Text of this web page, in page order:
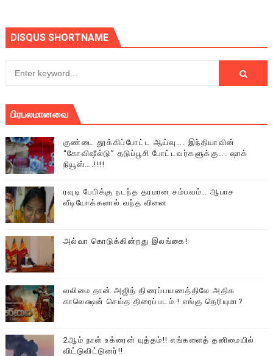
DISQUS SHORTNAME
பிரபலமானவை
குண்டை தூக்கிப்போட்ட ஆய்வு…. இந்தியாவின்
“கோவிஷீல்டு” தடுப்பூசி போட்டவர்களுக்கு…. ஷாக்
நியூஸ்….!!!!
ரவுடி பேபிக்கு நடந்த தரமான சம்பவம்.. ஆபாச
வீடியோக்களால் வந்த வினை
அல்வா கொடுக்கின்றது இலங்கை!
வலிமை தான் அஜித் திரைப்பயணத்திலே அதிக
காலெக்ஷன் செய்த திரைப்படம் ! எங்கு தெரியுமா?
2ஆம் நாள் உக்ரைன் யுத்தம்!! எங்களைத் தனிமையில்
விட்டுவிட்டுனர்!!